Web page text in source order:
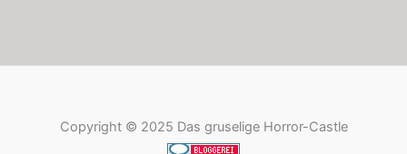
Copyright © 2025 Das gruselige Horror-Castle